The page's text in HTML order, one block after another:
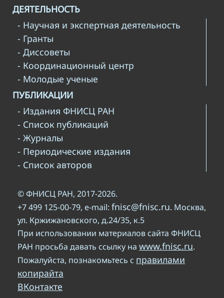
ДЕЯТЕЛЬНОСТЬ
- Научная и экспертная деятельность
- Гранты
- Диссоветы
- Координационный центр
- Молодые ученые
ПУБЛИКАЦИИ
- Издания ФНИСЦ РАН
- Список публикаций
- Журналы
- Периодические издания
- Список авторов
© ФНИСЦ РАН, 2017-2026.
+7 499 125-00-79, e-mail: fnisc@fnisc.ru. Москва,
ул. Кржижановского, д.24/35, к.5
При использовании материалов сайта ФНИСЦ
РАН просьба давать ссылку на www.fnisc.ru.
Пожалуйста, познакомьтесь с правилами
копирайта
ВКонтакте